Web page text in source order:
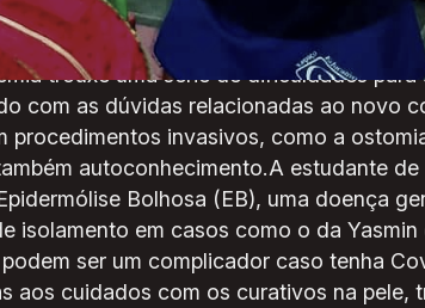
mais presentes nos últimos
trouxe uma série de dificuldades para
com as dúvidas relacionadas ao novo
invasivos, como a
autoconhecimento.A estudante
Bolhosa (EB), uma doença
isolamento em casos como o da
ser um complicador caso tenha
aos cuidados com os curativos na pele,